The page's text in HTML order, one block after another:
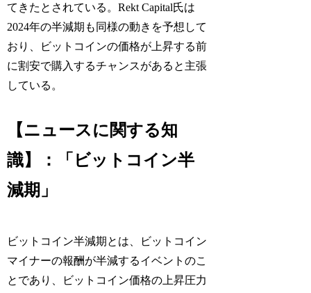
てきたとされている。Rekt Capital氏は
2024年の半減期も同様の動きを予想して
おり、ビットコインの価格が上昇する前
に割安で購入するチャンスがあると主張
している。
【ニュースに関する知
識】：「ビットコイン半
減期」
ビットコイン半減期とは、ビットコイン
マイナーの報酬が半減するイベントのこ
とであり、ビットコイン価格の上昇圧力